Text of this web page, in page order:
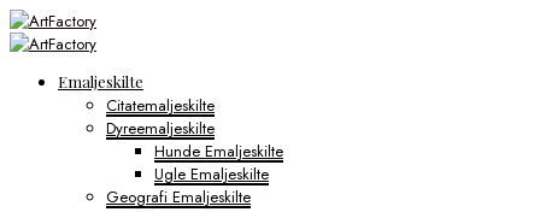
Emaljeskilte
Citatemaljeskilte
Dyreemaljeskilte
Hunde Emaljeskilte
Ugle Emaljeskilte
Geografi Emaljeskilte